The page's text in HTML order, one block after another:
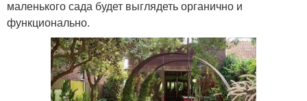
маленького сада будет выглядеть органично и
функционально.